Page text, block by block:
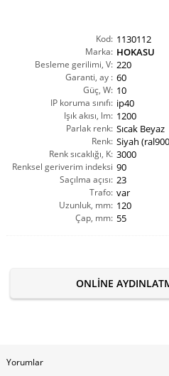
Kod: 1130112
Marka: HOKASU
Besleme gerilimi, V: 220
Garanti, ay : 60
Güç, W: 10
IP koruma sınıfı: ip40
Işık akısı, lm: 1200
Parlak renk: Sıcak Beyaz
Renk: Siyah
Renk sıcaklığı, K: 3000
Renksel geriverim indeksi
CRI(Ra):
90
Saçılma açısı: 23
Trafo: var
Uzunluk, mm: 120
Çap, mm: 55
ONLINE
Yorumlar